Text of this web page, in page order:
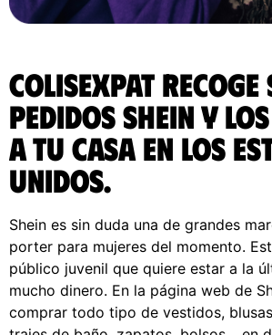
ColisExpat recoge
pedidos Shein y
a tu casa en los
Unidos.
Shein es sin duda una de grandes
porter para mujeres del momento.
público juvenil que quiere estar a la
mucho dinero. En la página web de
comprar todo tipo de vestidos,